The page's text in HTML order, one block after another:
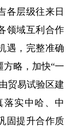
各层级往来日
领域互利合作
遇，完整准确
略，加快“一
贸易试验区建
实中哈、中
固提升合作质